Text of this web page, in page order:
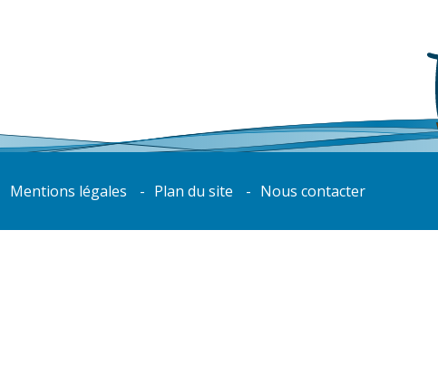
Mentions légales Plan du site Nous contacter